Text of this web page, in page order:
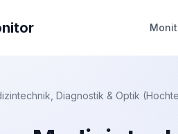
Diagnostik & Optik